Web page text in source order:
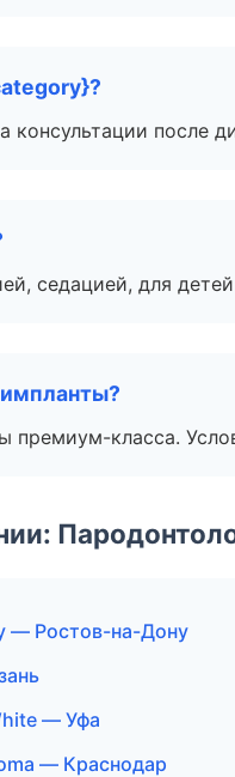
консультации после
седацией, для
импланты?
премиум-класса.
— Ростов-на-Дону
— Уфа
— Краснодар